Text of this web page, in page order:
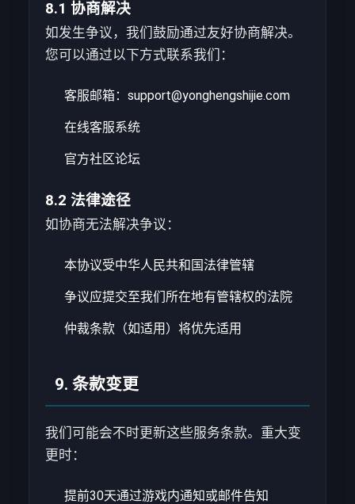
8.1 协商解决
如发生争议，我们鼓励通过友好协商解决。
您可以通过以下方式联系我们：
客服邮箱：support@yonghengshijie.com
在线客服系统
官方社区论坛
8.2 法律途径
如协商无法解决争议：
本协议受中华人民共和国法律管辖
争议应提交至我们所在地有管辖权的法院
仲裁条款（如适用）将优先适用
9. 条款变更
我们可能会不时更新这些服务条款。重大变
更时：
提前30天通过游戏内通知或邮件告知